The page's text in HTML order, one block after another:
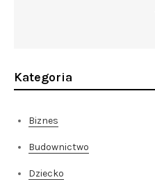
Kategoria
Biznes
Budownictwo
Dziecko